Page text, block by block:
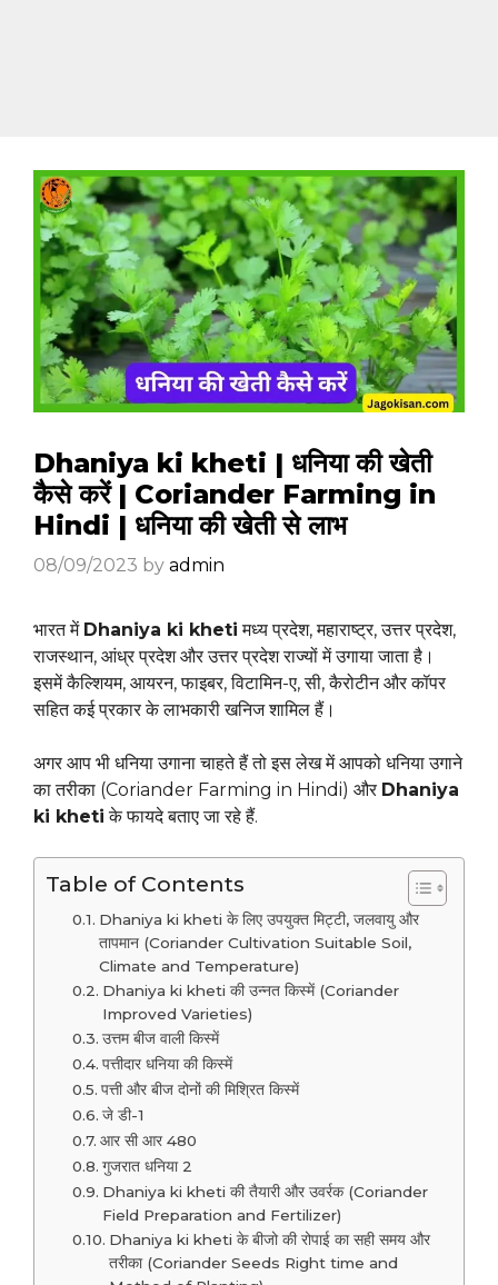
Dhaniya ki kheti | धनिया की खेती
कैसे करें | Coriander Farming in
Hindi | धनिया की खेती से लाभ
08/09/2023 by admin
भारत में Dhaniya ki kheti मध्य प्रदेश, महाराष्ट्र, उत्तर प्रदेश,
राजस्थान, आंध्र प्रदेश और उत्तर प्रदेश राज्यों में उगाया जाता है।
इसमें कैल्शियम, आयरन, फाइबर, विटामिन-ए, सी, कैरोटीन और कॉपर
सहित कई प्रकार के लाभकारी खनिज शामिल हैं।
अगर आप भी धनिया उगाना चाहते हैं तो इस लेख में आपको धनिया उगाने
का तरीका (Coriander Farming in Hindi) और Dhaniya
ki kheti के फायदे बताए जा रहे हैं.
Table of Contents
Dhaniya ki kheti के लिए उपयुक्त मिट्टी, जलवायु और
तापमान (Coriander Cultivation Suitable Soil,
Climate and Temperature)
Dhaniya ki kheti की उन्नत किस्में (Coriander
Improved Varieties)
उत्तम बीज वाली किस्में
पत्तीदार धनिया की किस्में
पत्ती और बीज दोनों की मिश्रित किस्में
जे डी-1
आर सी आर 480
गुजरात धनिया 2
Dhaniya ki kheti की तैयारी और उवर्रक (Coriander
Field Preparation and Fertilizer)
Dhaniya ki kheti के बीजो की रोपाई का सही समय और
तरीका (Coriander Seeds Right time and